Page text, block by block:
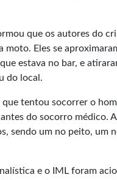
que os autores do
moto. Eles se
estava no bar, e
do local.
tentou socorrer o
do socorro médico.
sendo um no peito, um
e o IML foram